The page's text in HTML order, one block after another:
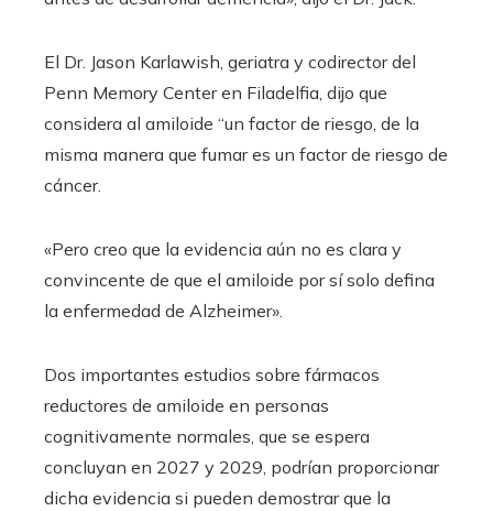
El Dr. Jason Karlawish, geriatra y codirector del
Penn Memory Center en Filadelfia, dijo que
considera al amiloide “un factor de riesgo, de la
misma manera que fumar es un factor de riesgo de
cáncer.
«Pero creo que la evidencia aún no es clara y
convincente de que el amiloide por sí solo defina
la enfermedad de Alzheimer».
Dos importantes estudios sobre fármacos
reductores de amiloide en personas
cognitivamente normales, que se espera
concluyan en 2027 y 2029, podrían proporcionar
dicha evidencia si pueden demostrar que la